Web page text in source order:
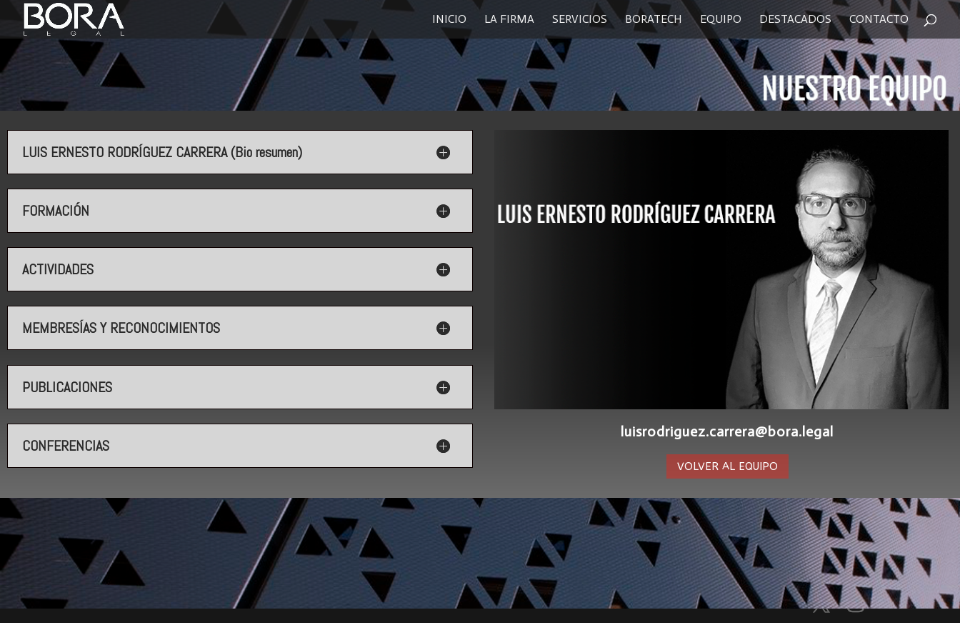
INICIO LA FIRMA SERVICIOS BORATECH EQUIPO DESTACADOS CONTACTO
LUIS ERNESTO RODRÍGUEZ CARRERA (Bio resumen)
FORMACIÓN
ACTIVIDADES
MEMBRESÍAS Y RECONOCIMIENTOS
PUBLICACIONES
CONFERENCIAS
luisrodriguez.carrera@bora.legal
VOLVER AL EQUIPO
Desarrollado por BORATech® - Legal Design / 2022 - Todos los derechos reservados